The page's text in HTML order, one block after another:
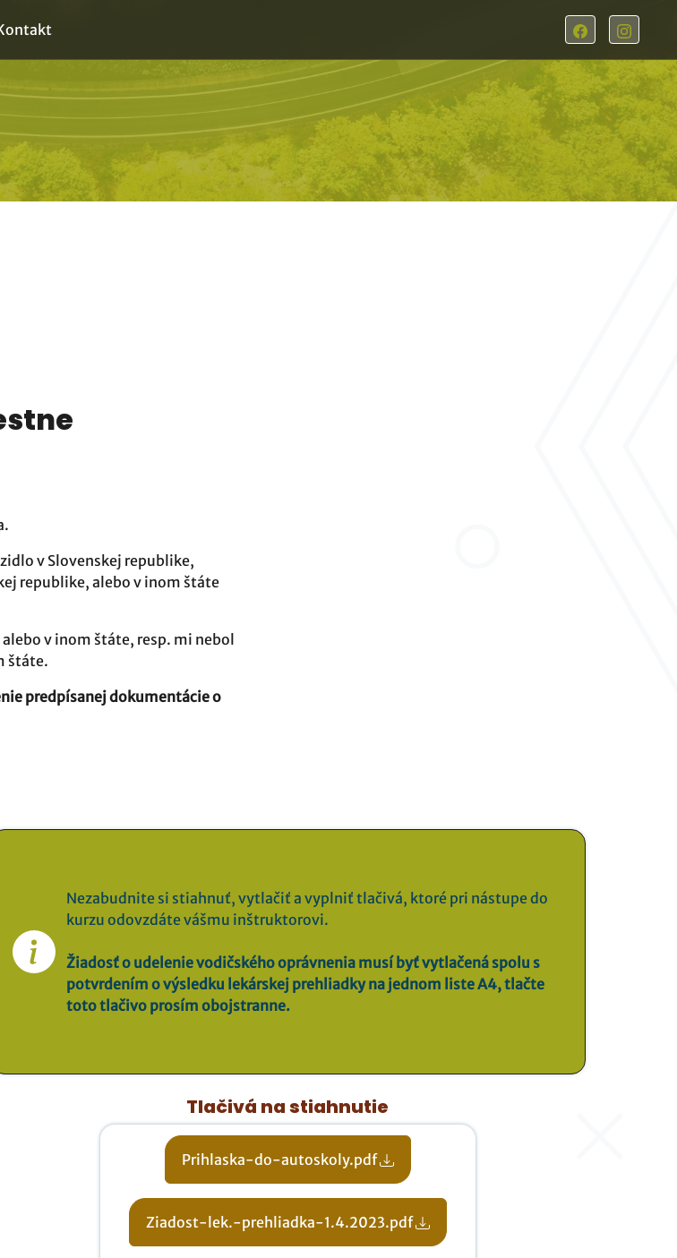
v Slovenskej republike,
republike, alebo v inom štáte
v inom štáte, resp. mi nebol
štáte.
predpísanej dokumentácie o
Nezabudnite si stiahnuť, vytlačiť a vyplniť tlačivá, ktoré pri nástupe do
kurzu odovzdáte vášmu inštruktorovi.
Žiadosť o udelenie vodičského oprávnenia musí byť vytlačená spolu s
potvrdením o výsledku lekárskej prehliadky na jednom liste A4, tlačte
toto tlačivo prosím obojstranne.
Tlačivá na stiahnutie
Prihlaska-do-autoskoly.pdf
Ziadost-lek.-prehliadka-1.4.2023.pdf